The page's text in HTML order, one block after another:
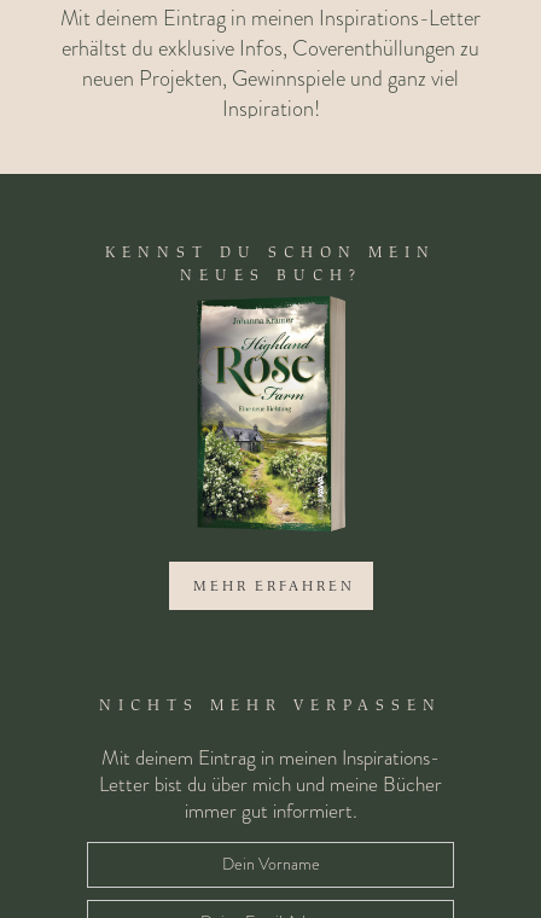
Mit deinem Eintrag in meinen Inspirations-Letter
erhältst du exklusive Infos, Coverenthüllungen zu
neuen Projekten, Gewinnspiele und ganz viel
Inspiration!
Dein Vorname
Deine Email Adresse
KENNST DU SCHON MEIN
NEUES BUCH?
MEHR ERFAHREN
NICHTS MEHR VERPASSEN
Mit deinem Eintrag in meinen Inspirations-
Letter bist du über mich und meine Bücher
immer gut informiert.